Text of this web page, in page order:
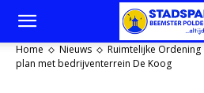
Home Nieuws Ruimtelijke Ordening
plan met bedrijventerrein De Koog